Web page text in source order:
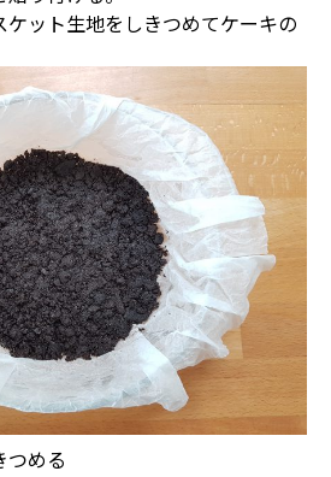
ケット生地をしきつめてケーキの
つめる